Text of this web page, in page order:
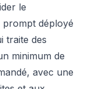
le
déployé
traite des
minimum de
avec une